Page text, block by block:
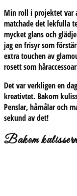
Min roll i projektet var
matchade det lekfulla
mycket glans och
jag en frisyr som
extra touchen av
rosett som
Det var verkligen en
kreativtet. Bakom
Penslar, hårnålar och
sekund av det!
Bakom